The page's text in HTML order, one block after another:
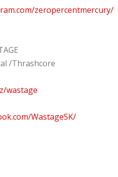
zeropercentmercury/
/Thrashcore
wastage
WastageSK/